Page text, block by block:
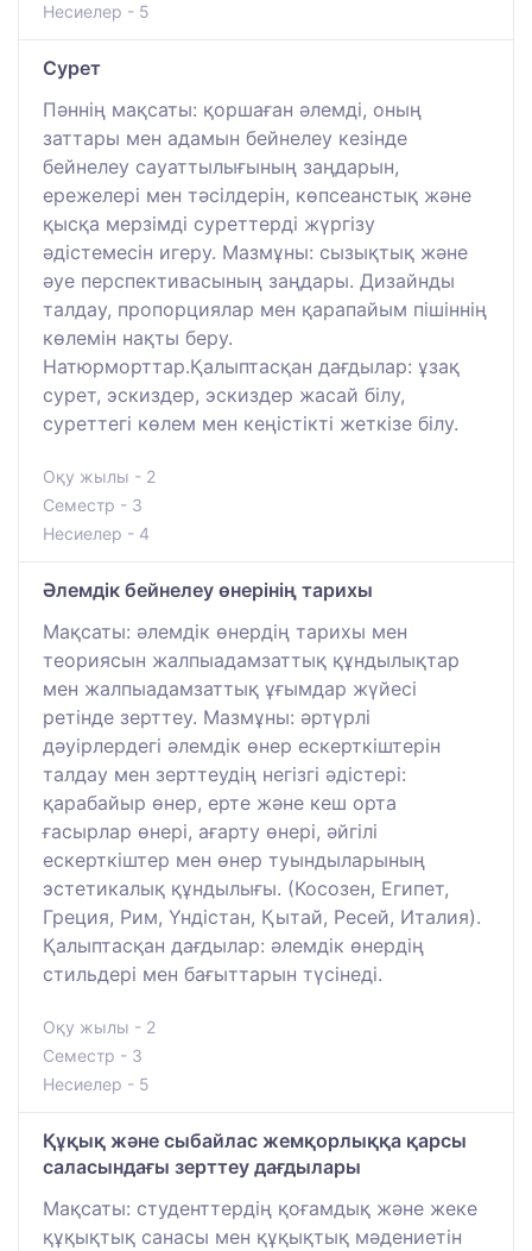
Несиелер - 5
Сурет
Пәннің мақсаты: қоршаған әлемді, оның
заттары мен адамын бейнелеу кезінде
бейнелеу сауаттылығының заңдарын,
ережелері мен тәсілдерін, көпсеанстық және
қысқа мерзімді суреттерді жүргізу
әдістемесін игеру. Мазмұны: сызықтық және
әуе перспективасының заңдары. Дизайнды
талдау, пропорциялар мен қарапайым пішіннің
көлемін нақты беру.
Натюрморттар.Қалыптасқан дағдылар: ұзақ
сурет, эскиздер, эскиздер жасай білу,
суреттегі көлем мен кеңістікті жеткізе білу.
Оқу жылы - 2
Семестр - 3
Несиелер - 4
Әлемдік бейнелеу өнерінің тарихы
Мақсаты: әлемдік өнердің тарихы мен
теориясын жалпыадамзаттық құндылықтар
мен жалпыадамзаттық ұғымдар жүйесі
ретінде зерттеу. Мазмұны: әртүрлі
дәуірлердегі әлемдік өнер ескерткіштерін
талдау мен зерттеудің негізгі әдістері:
қарабайыр өнер, ерте және кеш орта
ғасырлар өнері, ағарту өнері, әйгілі
ескерткіштер мен өнер туындыларының
эстетикалық құндылығы. (Косозен, Египет,
Греция, Рим, Үндістан, Қытай, Ресей, Италия).
Қалыптасқан дағдылар: әлемдік өнердің
стильдері мен бағыттарын түсінеді.
Оқу жылы - 2
Семестр - 3
Несиелер - 5
Құқық және сыбайлас жемқорлыққа қарсы
саласындағы зерттеу дағдылары
Мақсаты: студенттердің қоғамдық және жеке
құқықтық санасы мен құқықтық мәдениетін